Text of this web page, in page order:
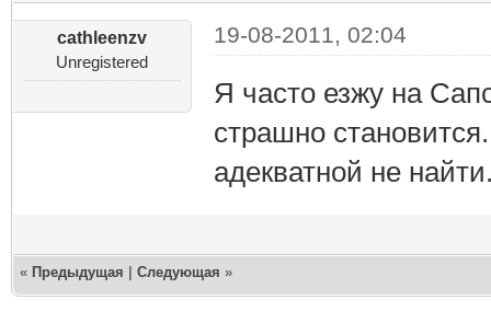
cathleenzv
Unregistered
19-08-2011, 02:04
Я часто езжу на
страшно
адекватной не
« Предыдущая Следующая »